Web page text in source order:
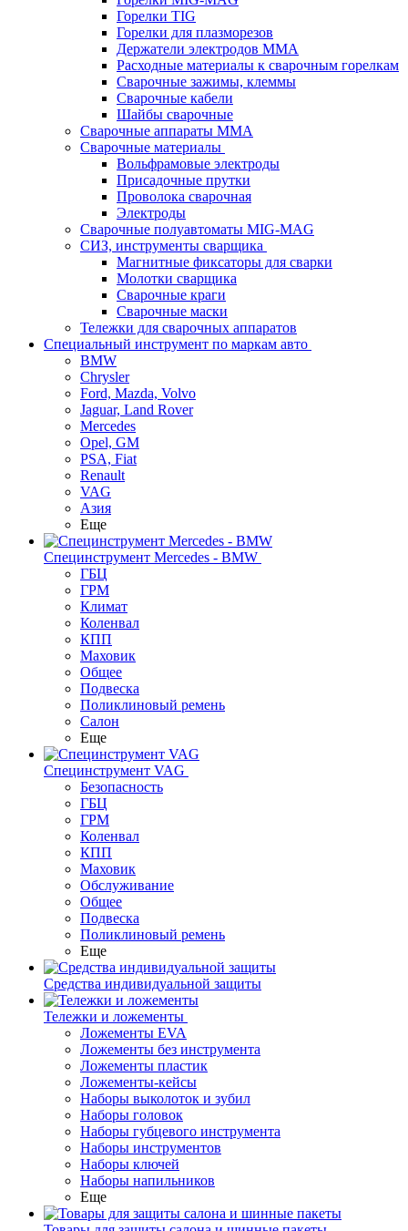
Горелки TIG
Горелки для плазморезов
Держатели электродов ММА
Расходные материалы к сварочным горелкам
Сварочные зажимы, клеммы
Сварочные кабели
Шайбы сварочные
Сварочные аппараты MMA
Сварочные материалы
Вольфрамовые электроды
Присадочные прутки
Проволока сварочная
Электроды
Сварочные полуавтоматы MIG-MAG
СИЗ, инструменты сварщика
Магнитные фиксаторы для сварки
Молотки сварщика
Сварочные краги
Сварочные маски
Тележки для сварочных аппаратов
Специальный инструмент по маркам авто
BMW
Chrysler
Ford, Mazda, Volvo
Jaguar, Land Rover
Mercedes
Opel, GM
PSA, Fiat
Renault
VAG
Азия
Еще
Специнструмент Mercedes - BMW
ГБЦ
ГРМ
Климат
Коленвал
КПП
Маховик
Общее
Подвеска
Поликлиновый ремень
Салон
Еще
Специнструмент VAG
Безопасность
ГБЦ
ГРМ
Коленвал
КПП
Маховик
Обслуживание
Общее
Подвеска
Поликлиновый ремень
Еще
Средства индивидуальной защиты
Тележки и ложементы
Ложементы EVA
Ложементы без инструмента
Ложементы пластик
Ложементы-кейсы
Наборы выколоток и зубил
Наборы головок
Наборы губцевого инструмента
Наборы инструментов
Наборы ключей
Наборы напильников
Еще